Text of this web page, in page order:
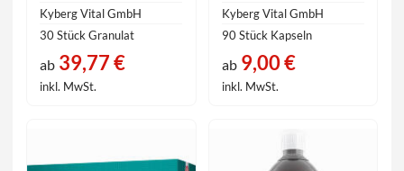
Kyberg Vital GmbH
30 Stück Granulat
ab 39,77 €
inkl. MwSt.
Kyberg Vital GmbH
90 Stück Kapseln
ab9,00 €
inkl. MwSt.